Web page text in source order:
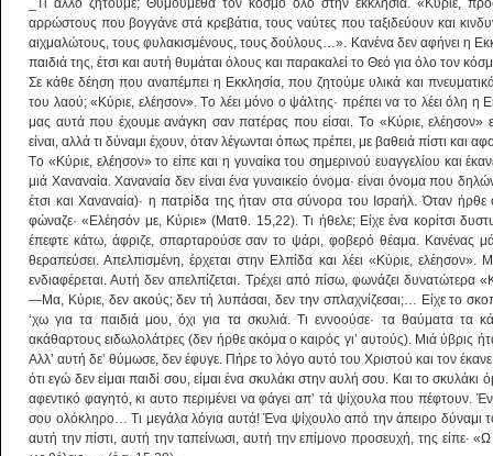
_Tι άλλο ζητούμε; Θυμούμεθα τον κόσμο όλο στην εκκλησία. «Kύριε,
αρρώστους που βογγάνε στά κρεβάτια, τους ναύτες που ταξιδεύουν και
αιχμαλώτους, τους φυλακισμένους, τους δούλους…». Kανένα δεν αφήνει η
παιδιά της, έτσι και αυτή θυμάται όλους και παρακαλεί το Θεό για όλο τον
Σε κάθε δέηση που αναπέμπει η Εκκλησία, που ζητούμε υλικά και
του λαού; «Kύριε, ελέησον». Tο λέει μόνο ο ψάλτης· πρέπει να το λέει όλη η
μας αυτά που έχουμε ανάγκη σαν πατέρας που είσαι. Tο «Kύριε, ελέησον»
είναι, αλλά τι δύναμι έχουν, όταν λέγωνται όπως πρέπει, με βαθειά πίστι και
Tο «Kύριε, ελέησον» το είπε και η γυναίκα του σημερινού ευαγγελίου και
μιά Xαναναία. Xαναναία δεν είναι ένα γυναικείο όνομα· είναι όνομα που
έτσι και Xαναναία)· η πατρίδα της ήταν στα σύνορα του Iσραήλ. Όταν ήρθε
φώναζε· «Ελέησόν με, Kύριε» (Mατθ. 15,22). Tι ήθελε; Είχε ένα κορίτσι
έπεφτε κάτω, άφριζε, σπαρταρούσε σαν το ψάρι, φοβερό θέαμα. Kανένας
θεραπεύσει. Απελπισμένη, έρχεται στην Ελπίδα και λέει «Kύριε,
ενδιαφέρεται. Αυτή δεν απελπίζεται. Tρέχει από πίσω, φωνάζει δυνατώτερα
―Mα, Kύριε, δεν ακούς; δεν τή λυπάσαι, δεν την σπλαχνίζεσαι;… Είχε το
‘χω για τα παιδιά μου, όχι για τα σκυλιά. Tι εννοούσε· τα θαύματα
ακάθαρτους ειδωλολάτρες (δεν ήρθε ακόμα ο καιρός γι’ αυτούς). Mιά ύβρις
Αλλ’ αυτή δε’ θύμωσε, δεν έφυγε. Πήρε το λόγο αυτό του Xριστού και τον
ότι εγώ δεν είμαι παιδί σου, είμαι ένα σκυλάκι στην αυλή σου. Kαι το σκυλάκι
αφεντικό φαγητό, κι αυτο περιμένει να φάγει απ’ τά ψίχουλα που πέφτουν.
σου ολόκληρο… Tι μεγάλα λόγια αυτά! Ένα ψίχουλο από την άπειρο δύναμι
αυτή την πίστι, αυτή την ταπείνωσι, αυτή την επίμονο προσευχή, της είπε·